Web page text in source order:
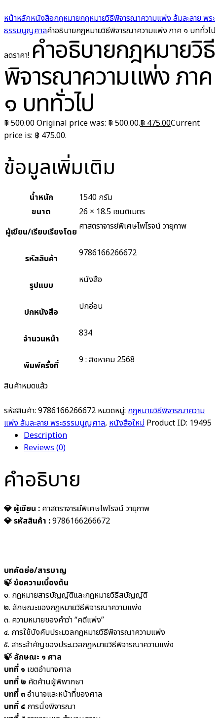
หน้าหลักหนังสือกฎหมายกฎหมายวิธีพิจารณาความแพ่ง ล้มละลาย พระ
ธรรมนูญศาลคำอธิบายกฎหมายวิธีพิจารณาความแพ่ง ภาค ๑ บททั่วไป
ลดราคา! คำอธิบายกฎหมายวิธี
พิจารณาความแพ่ง ภาค
๑ บททั่วไป
฿500.00Original price was: ฿ 500.00.฿ 475.00Current
price is: ฿ 475.00.
ข้อมูลเพิ่มเติม
น้ำหนัก
1540 กรัม
ขนาด
26 × 18.5 เซนติเมตร
ผู้เขียน/เรียบเรียงโดย ศาสตราจารย์พิเศษไพโรจน์ วายุภาพ
รหัสสินค้า 9786166266672
รูปแบบ หนังสือ
ปกหนังสือ ปกอ่อน
จำนวนหน้า 834
พิมพ์ครั้งที่ 9 : สิงหาคม 2568
สินค้าหมดแล้ว
รหัสสินค้า: 9786166266672 หมวดหมู่: กฎหมายวิธีพิจารณาความ
แพ่ง ล้มละลาย พระธรรมนูญศาล, หนังสือใหม่ Product ID: 19495
Description
Reviews (0)
คำอธิบาย
💎 ผู้เขียน : ศาสตราจารย์พิเศษไพโรจน์ วายุภาพ
💎 รหัสสินค้า :9786166266672
บทคัดย่อ/สารบาญ
🍃 ข้อความเบื้องต้น
๑. กฎหมายสารบัญญัติและกฎหมายวิธีสบัญญัติ
๒. ลักษณะของกฎหมายวิธีพิจารณาความแพ่ง
๓. ความหมายของคำว่า “คดีแพ่ง”
๔. การใช้บังคับประมวลกฎหมายวิธีพิจารณาความแพ่ง
๕. สาระสำคัญของประมวลกฎหมายวิธีพิจารณาความแพ่ง
🍃 ลักษณะ ๑ ศาล
บทที่ ๑ เขตอำนาจศาล
บทที่ ๒ คัดค้านผู้พิพากษา
บทที่ ๓อำนาจและหน้าที่ของศาล
บทที่ ๔ การนั่งพิจารณา